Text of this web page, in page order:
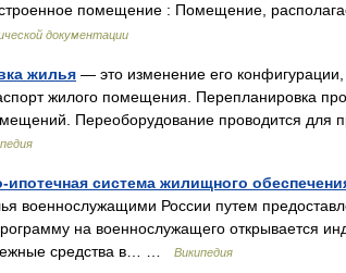
помещение : Помещение,
документации
жилья — это изменение его
жилого помещения. Перепланировка
Переоборудование проводится
ипотечная система жилищного
военнослужащими России путем
на военнослужащего открывается
средства в… …
Википедия